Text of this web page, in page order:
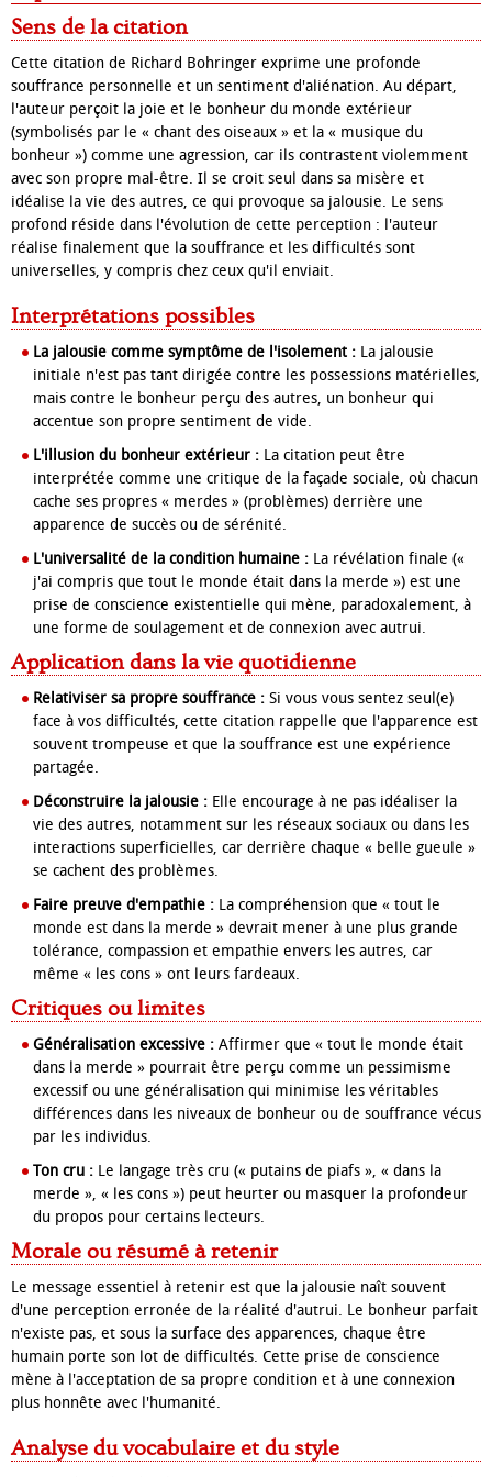
Sens de la citation
Cette citation de Richard Bohringer exprime une profonde
souffrance personnelle et un sentiment d'aliénation. Au départ,
l'auteur perçoit la joie et le bonheur du monde extérieur
(symbolisés par le « chant des oiseaux » et la « musique du
bonheur ») comme une agression, car ils contrastent violemment
avec son propre mal-être. Il se croit seul dans sa misère et
idéalise la vie des autres, ce qui provoque sa jalousie. Le sens
profond réside dans l'évolution de cette perception : l'auteur
réalise finalement que la souffrance et les difficultés sont
universelles, y compris chez ceux qu'il enviait.
Interprétations possibles
La jalousie comme symptôme de l'isolement : La jalousie
initiale n'est pas tant dirigée contre les possessions matérielles,
mais contre le bonheur perçu des autres, un bonheur qui
accentue son propre sentiment de vide.
L'illusion du bonheur extérieur : La citation peut être
interprétée comme une critique de la façade sociale, où chacun
cache ses propres « merdes » (problèmes) derrière une
apparence de succès ou de sérénité.
L'universalité de la condition humaine : La révélation finale («
j'ai compris que tout le monde était dans la merde ») est une
prise de conscience existentielle qui mène, paradoxalement, à
une forme de soulagement et de connexion avec autrui.
Application dans la vie quotidienne
Relativiser sa propre souffrance : Si vous vous sentez seul(e)
face à vos difficultés, cette citation rappelle que l'apparence est
souvent trompeuse et que la souffrance est une expérience
partagée.
Déconstruire la jalousie : Elle encourage à ne pas idéaliser la
vie des autres, notamment sur les réseaux sociaux ou dans les
interactions superficielles, car derrière chaque « belle gueule »
se cachent des problèmes.
Faire preuve d'empathie : La compréhension que « tout le
monde est dans la merde » devrait mener à une plus grande
tolérance, compassion et empathie envers les autres, car
même « les cons » ont leurs fardeaux.
Critiques ou limites
Généralisation excessive : Affirmer que « tout le monde était
dans la merde » pourrait être perçu comme un pessimisme
excessif ou une généralisation qui minimise les véritables
différences dans les niveaux de bonheur ou de souffrance vécus
par les individus.
Ton cru : Le langage très cru (« putains de piafs », « dans la
merde », « les cons ») peut heurter ou masquer la profondeur
du propos pour certains lecteurs.
Morale ou résumé à retenir
Le message essentiel à retenir est que la jalousie naît souvent
d'une perception erronée de la réalité d'autrui. Le bonheur parfait
n'existe pas, et sous la surface des apparences, chaque être
humain porte son lot de difficultés. Cette prise de conscience
mène à l'acceptation de sa propre condition et à une connexion
plus honnête avec l'humanité.
Analyse du vocabulaire et du style